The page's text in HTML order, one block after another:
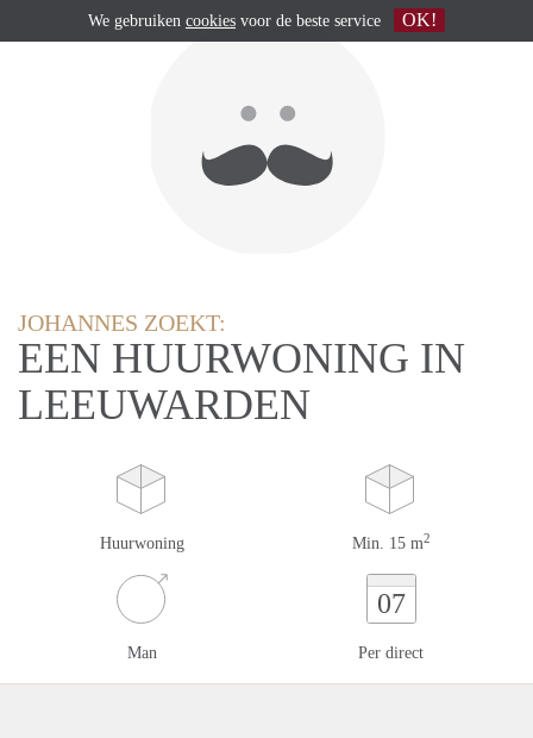
JOHANNES ZOEKT:
EEN HUURWONING IN
LEEUWARDEN
Huurwoning Min. 15 m2
Man
07
Per direct
We gebruiken cookies voor de beste service OK!